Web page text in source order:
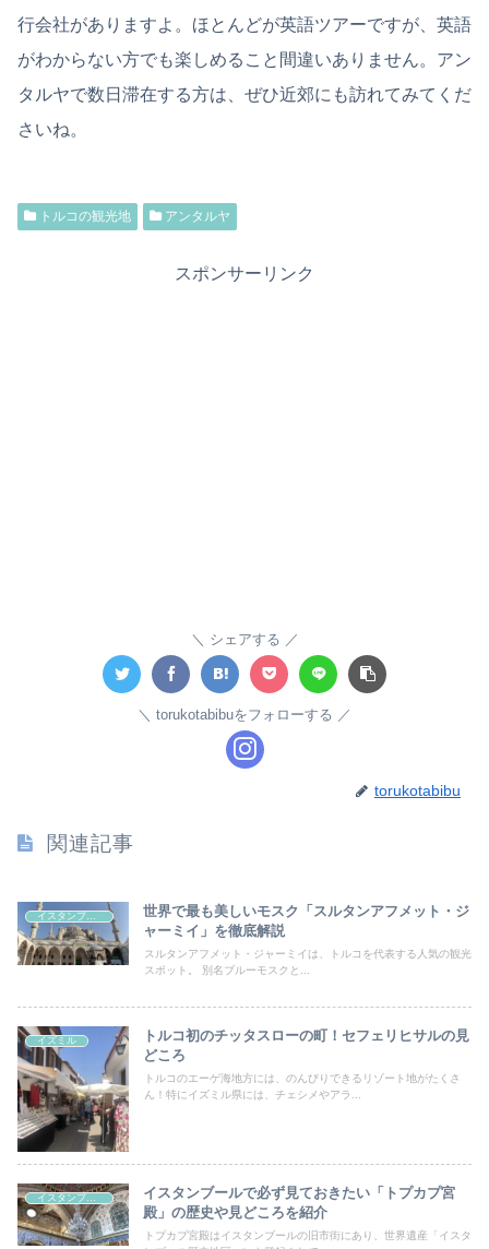
行会社がありますよ。ほとんどが英語ツアーですが、英語
がわからない方でも楽しめること間違いありません。アン
タルヤで数日滞在する方は、ぜひ近郊にも訪れてみてくだ
さいね。
トルコの観光地 アンタルヤ
スポンサーリンク
シェアする
torukotabibuをフォローする
torukotabibu
関連記事
世界で最も美しいモスク「スルタンアフメット・ジ
ャーミイ」を徹底解説
スルタンアフメット・ジャーミイは、トルコを代表する人気の観光
スポット。 別名ブルーモスクと...
イズミル
トルコ初のチッタスローの町！セフェリヒサルの見
どころ
トルコのエーゲ海地方には、のんびりできるリゾート地がたくさ
ん！特にイズミル県には、チェシメやアラ...
イスタンブールで必ず見ておきたい「トプカプ宮
殿」の歴史や見どころを紹介
トプカプ宮殿はイスタンブールの旧市街にあり、世界遺産「イスタ